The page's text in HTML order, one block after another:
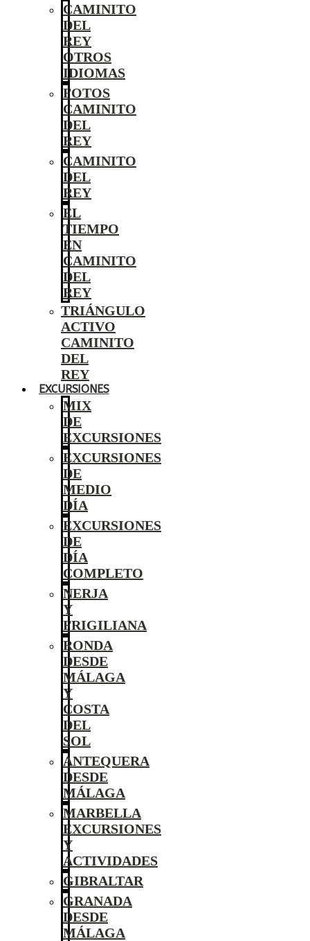
CAMINITO
DEL
REY
OTROS
IDIOMAS
FOTOS
CAMINITO
DEL
REY
CAMINITO
DEL
REY
EL
TIEMPO
EN
CAMINITO
DEL
REY
TRIÁNGULO
ACTIVO
CAMINITO
DEL
REY
EXCURSIONES
MIX
DE
EXCURSIONES
EXCURSIONES
DE
MEDIO
DÍA
EXCURSIONES
DE
DÍA
COMPLETO
NERJA
Y
FRIGILIANA
RONDA
DESDE
MÁLAGA
Y
COSTA
DEL
SOL
ANTEQUERA
DESDE
MÁLAGA
MARBELLA
EXCURSIONES
Y
ACTIVIDADES
GIBRALTAR
GRANADA
DESDE
MÁLAGA